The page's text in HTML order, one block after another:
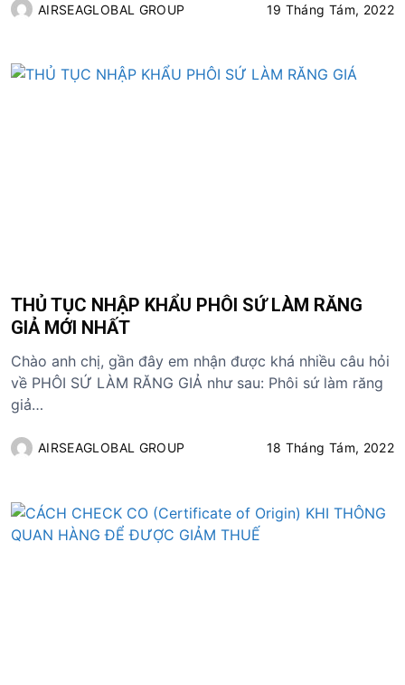
AIRSEAGLOBAL GROUP 19 Tháng Tám, 2022
THỦ TỤC NHẬP KHẨU PHÔI SỨ LÀM RĂNG
GIẢ MỚI NHẤT
Chào anh chị, gần đây em nhận được khá nhiều câu hỏi
về PHÔI SỨ LÀM RĂNG GIẢ như sau: Phôi sứ làm răng
giả…
AIRSEAGLOBAL GROUP 18 Tháng Tám, 2022